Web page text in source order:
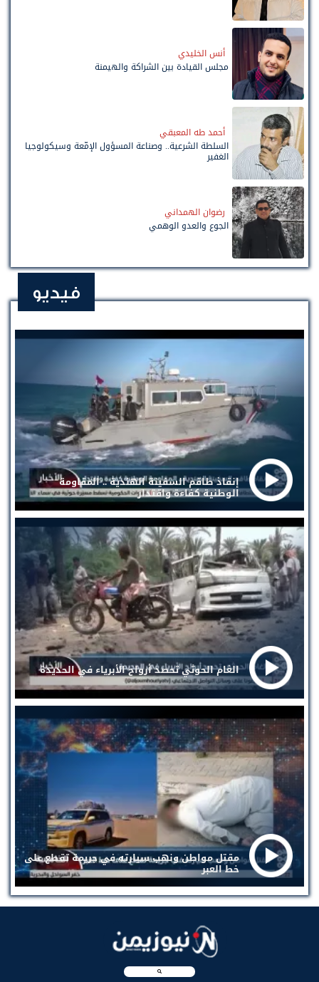
أنس الخليدي
مجلس القيادة بين الشراكة والهيمنة
أحمد طه المعبقي
السلطة الشرعية.. وصناعة المسؤول الإمّعة وسيكولوجيا
الغفير
رضوان الهمداني
الجوع والعدو الوهمي
فيديو
إنقاذ طاقم السفينة الهندية .. المقاومة
الوطنية كفاءة واقتدار
الغام الحوثي تحصد أرواح الأبرياء في الحديدة
مقتل مواطن ونهب سيارته في جريمة تقطع على
خط العبر